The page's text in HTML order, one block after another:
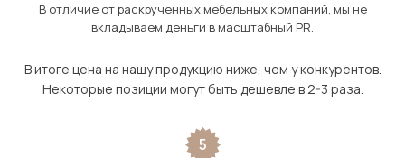
В отличие от раскрученных мебельных компаний, мы не
вкладываем деньги в масштабный PR.
В итоге цена на нашу продукцию ниже, чем у конкурентов.
Некоторые позиции могут быть дешевле в 2-3 раза.
5